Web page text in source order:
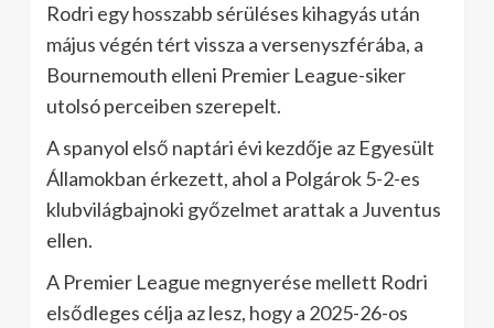
Rodri egy hosszabb sérüléses kihagyás után
május végén tért vissza a versenyszférába, a
Bournemouth elleni Premier League-siker
utolsó perceiben szerepelt.
A spanyol első naptári évi kezdője az Egyesült
Államokban érkezett, ahol a Polgárok 5-2-es
klubvilágbajnoki győzelmet arattak a Juventus
ellen.
A Premier League megnyerése mellett Rodri
elsődleges célja az lesz, hogy a 2025-26-os